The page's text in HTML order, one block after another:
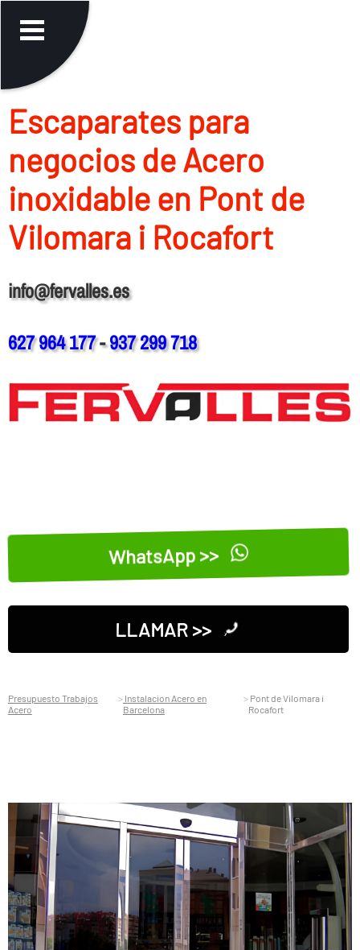
Escaparates para
negocios de Acero
inoxidable en Pont de
Vilomara i Rocafort
info@fervalles.es
627 964 177-937 299 718
WhatsApp >>
LLAMAR >>
Presupuesto Trabajos
Acero
Instalacion Acero en
Barcelona
Pont de Vilomara i
Rocafort